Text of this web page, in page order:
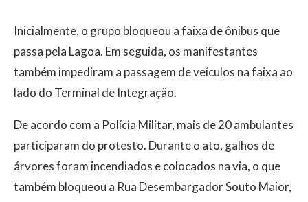
Inicialmente, o grupo bloqueou a faixa de ônibus que
passa pela Lagoa. Em seguida, os manifestantes
também impediram a passagem de veículos na faixa ao
lado do Terminal de Integração.
De acordo com a Polícia Militar, mais de 20 ambulantes
participaram do protesto. Durante o ato, galhos de
árvores foram incendiados e colocados na via, o que
também bloqueou a Rua Desembargador Souto Maior,